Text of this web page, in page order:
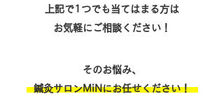
上記で1つでも当てはまる方は
お気軽にご相談ください！
​そのお悩み、
鍼灸サロンMiNにお任せください！